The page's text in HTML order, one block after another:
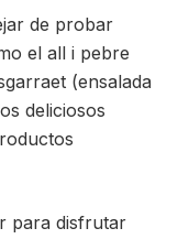
de probar
el all i pebre
(ensalada
deliciosos
para disfrutar